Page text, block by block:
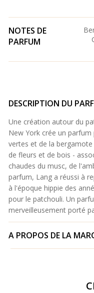
NOTES DE
PARFUM
DESCRIPTION DU
Une création autour du
New York crée un
vertes et de la
de fleurs et de bois -
chaudes du musc, de
parfum, Lang a réussi à
à l'époque hippie des
pour le patchouli. Un
merveilleusement porté
A PROPOS DE LA